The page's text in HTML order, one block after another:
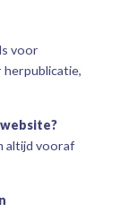
voor
herpublicatie,
altijd vooraf